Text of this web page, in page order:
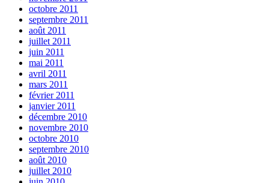
octobre 2011
septembre 2011
août 2011
juillet 2011
juin 2011
mai 2011
avril 2011
mars 2011
février 2011
janvier 2011
décembre 2010
novembre 2010
octobre 2010
septembre 2010
août 2010
juillet 2010